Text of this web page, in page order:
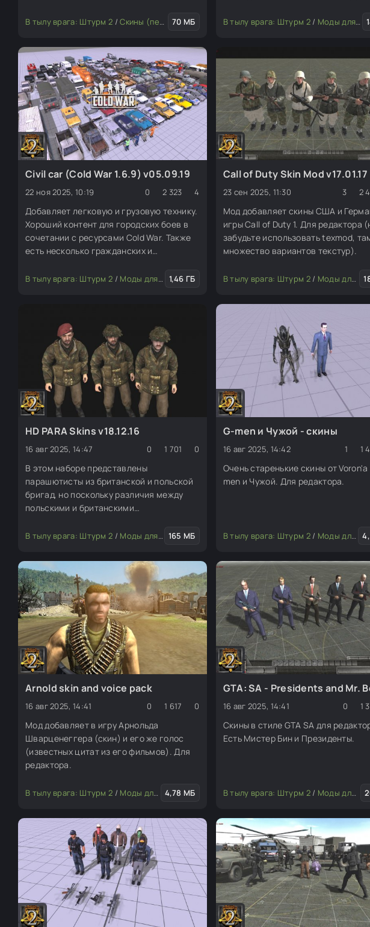
В тылу врага: Штурм 2 /Скины (пехота, юниты) Транспорт/Моды для редактора
70 МБ
файлов с породами.
В тылу врага: Штурм 2/ Моды для редактора
Civil car (Cold War 1.6.9) v05.09.19
22 ноя 2025, 10:19 0 2 323 4
Добавляет легковую и грузовую технику.
Хороший контент для городских боев в
сочетании с ресурсами Cold War. Также
есть несколько гражданских и
В тылу врага: Штурм 2 / Моды для редактора Скины (пехота, юниты)/Транспорт/
1,46 ГБ
Call of Duty Skin Mod v17.01.17
23 сен 2025, 11:30 3 2
Мод добавляет скины США и
игры Call of Duty 1. Для редактора
забудьте использовать texmod,
множество вариантов текстур).
В тылу врага: Штурм 2/ Моды для редактора
HD PARA Skins v18.12.16
16 авг 2025, 14:47 0 1 701 0
В этом наборе представлены
парашютисты из британской и польской
бригад, но поскольку различия между
польскими и британскими
парашютисты носят польские знаки
британских шевронов), я решил создать
скин для всех вас, чтобы вы
В тылу врага: Штурм 2 / Моды для редактора Скины (пехота, юниты)/Оружие и
165 МБ
G-men и Чужой - скины
16 авг 2025, 14:42 1 1
Очень старенькие скины от Voron'a
men и Чужой. Для редактора.
В тылу врага: Штурм 2/ Моды для редактора
Arnold skin and voice pack
16 авг 2025, 14:41 0 1 617 0
Мод добавляет в игру Арнольда
Шварценеггера (скин) и его же голос
(известных цитат из его фильмов). Для
редактора.
В тылу врага: Штурм 2 / Моды для редактора Скины (пехота, юниты)/Музыка, звуки и
4,78 МБ
GTA: SA - Presidents and Mr.
16 авг 2025, 14:41 0 1
Скины в стиле GTA SA для
Есть Мистер Бин и Президенты.
В тылу врага: Штурм 2/ Моды для редактора